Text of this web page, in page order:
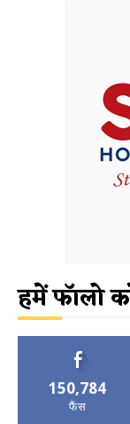
हमें फॉलो
150,784
फैंस